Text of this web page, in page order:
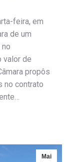
feira, em
de um
valor de
propôs
no contrato
Mai